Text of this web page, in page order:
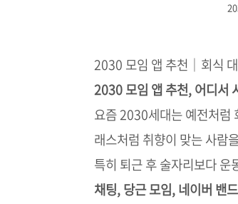
2030 모임 앱 추천｜회식
2030 모임 앱 추천, 어디서
요즘 2030세대는 예전처럼
래스처럼 취향이 맞는 사람
특히 퇴근 후 술자리보다
채팅, 당근 모임, 네이버 밴